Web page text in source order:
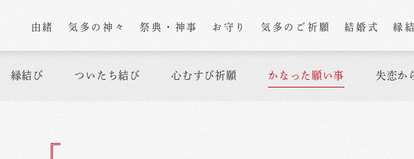
由緒 気多の神々 祭典・神事 お守り 気多のご祈願 結婚式 縁
縁結び ついたち結び 心むすび祈願 かなった願い事 失恋か